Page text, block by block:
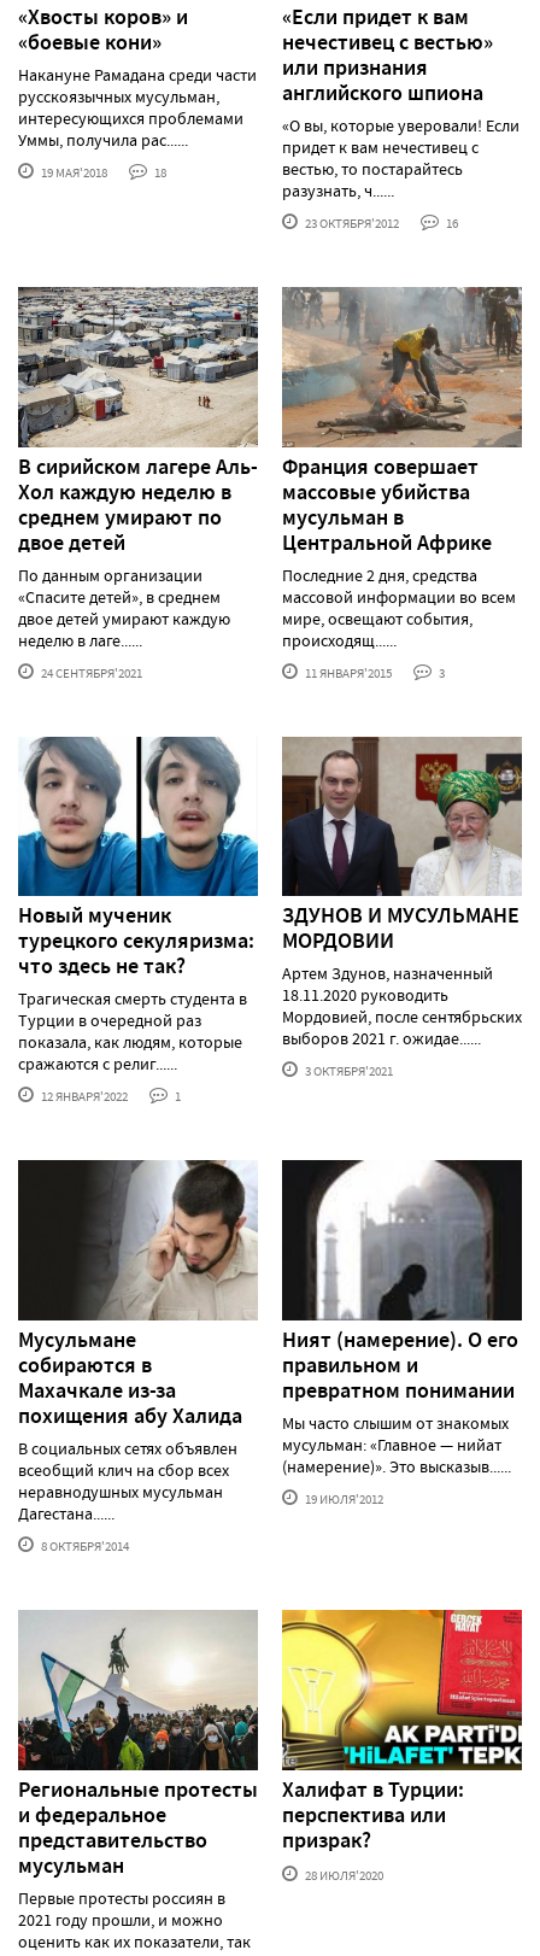
«Хвосты коров» и
«боевые кони»
Накануне Рамадана среди части
русскоязычных мусульман,
интересующихся проблемами
Уммы, получила рас......
19 МАЯ'2018 18
«Если придет к вам
нечестивец с вестью»
или признания
английского шпиона
«О вы, которые уверовали! Если
придет к вам нечестивец с
вестью, то постарайтесь
разузнать, ч......
23 ОКТЯБРЯ'2012 16
В сирийском лагере Аль-
Хол каждую неделю в
среднем умирают по
двое детей
По данным организации
«Спасите детей», в среднем
двое детей умирают каждую
неделю в лаге......
24 СЕНТЯБРЯ'2021
Франция совершает
массовые убийства
мусульман в
Центральной Африке
Последние 2 дня, средства
массовой информации во всем
мире, освещают события,
происходящ......
11 ЯНВАРЯ'2015 3
Новый мученик
турецкого секуляризма:
что здесь не так?
Трагическая смерть студента в
Турции в очередной раз
показала, как людям, которые
сражаются с религ......
12 ЯНВАРЯ'2022 1
ЗДУНОВ И МУСУЛЬМАНЕ
МОРДОВИИ
Артем Здунов, назначенный
18.11.2020 руководить
Мордовией, после сентябрьских
выборов 2021 г. ожидае......
3 ОКТЯБРЯ'2021
Мусульмане
собираются в
Махачкале из-за
похищения абу Халида
В социальных сетях объявлен
всеобщий клич на сбор всех
неравнодушных мусульман
Дагестана......
8 ОКТЯБРЯ'2014
Ният (намерение). О его
правильном и
превратном понимании
Мы часто слышим от знакомых
мусульман: «Главное — нийат
(намерение)». Это высказыв......
19 ИЮЛЯ'2012
Региональные протесты
и федеральное
представительство
мусульман
Первые протесты россиян в
2021 году прошли, и можно
оценить как их показатели, так
Халифат в Турции:
перспектива или
призрак?
28 ИЮЛЯ'2020